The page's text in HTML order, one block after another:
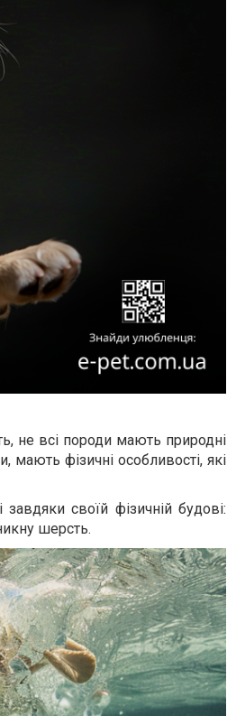
не всі породи мають природні
мають фізичні особливості, які
завдяки своїй фізичній будові:
шерсть.